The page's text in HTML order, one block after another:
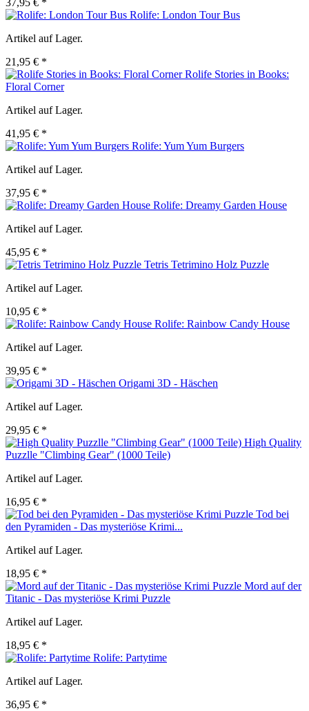
37,95 € *
Rolife: London Tour Bus
Artikel auf Lager.
21,95 € *
Rolife Stories in Books:
Floral Corner
Artikel auf Lager.
41,95 € *
Rolife: Yum Yum Burgers
Artikel auf Lager.
37,95 € *
Rolife: Dreamy Garden House
Artikel auf Lager.
45,95 € *
Tetris Tetrimino Holz Puzzle
Artikel auf Lager.
10,95 € *
Rolife: Rainbow Candy House
Artikel auf Lager.
39,95 € *
Origami 3D - Häschen
Artikel auf Lager.
29,95 € *
High Quality
Puzzlle "Climbing Gear" (1000 Teile)
Artikel auf Lager.
16,95 € *
Tod bei
den Pyramiden - Das mysteriöse Krimi...
Artikel auf Lager.
18,95 € *
Mord auf der
Titanic - Das mysteriöse Krimi Puzzle
Artikel auf Lager.
18,95 € *
Rolife: Partytime
Artikel auf Lager.
36,95 € *